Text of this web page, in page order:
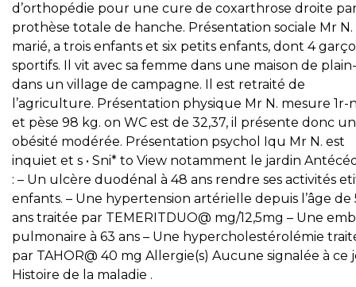
d’orthopédie pour une cure de coxarthrose droite
prothèse totale de hanche. Présentation sociale Mr N.
marié, a trois enfants et six petits enfants, dont 4
sportifs. Il vit avec sa femme dans une maison de
dans un village de campagne. Il est retraité de
l’agriculture. Présentation physique Mr N. mesure 1r-
et pèse 98 kg. on WC est de 32,37, il présente donc
obésité modérée. Présentation psychol Iqu Mr N. est
inquiet et s • Sni* to View notamment le jardin
: – Un ulcère duodénal à 48 ans rendre ses activités
enfants. – Une hypertension artérielle depuis l’âge de
ans traitée par TEMERITDUO@ mg/12,5mg – Une
pulmonaire à 63 ans – Une hypercholestérolémie
par TAHOR@ 40 mg Allergie(s) Aucune signalée à ce
Histoire de la maladie .